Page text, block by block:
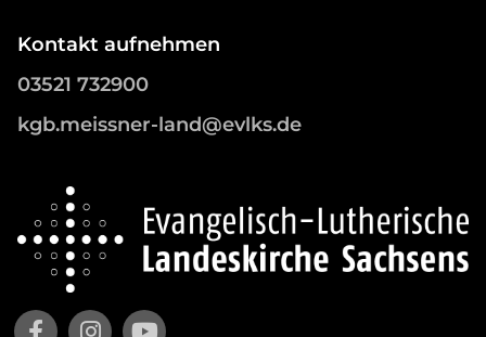
Kontakt aufnehmen
03521 732900
kgb.meissner-land@evlks.de